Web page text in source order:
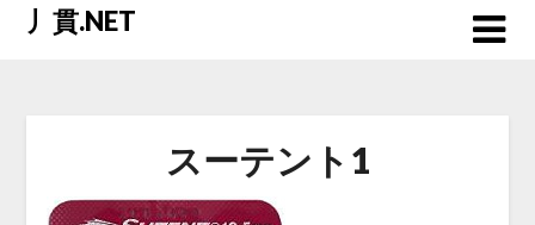
Skip丿貫.NET
スーテント1